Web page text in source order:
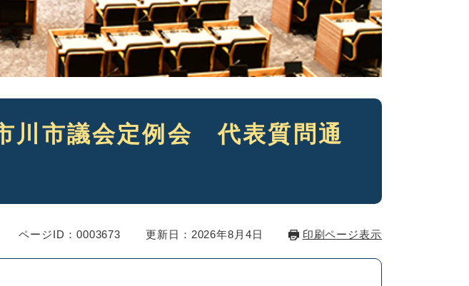
川市議会定例会 代表質問通
ページID：0003673 更新日：2026年8月4日 印刷ページ表示